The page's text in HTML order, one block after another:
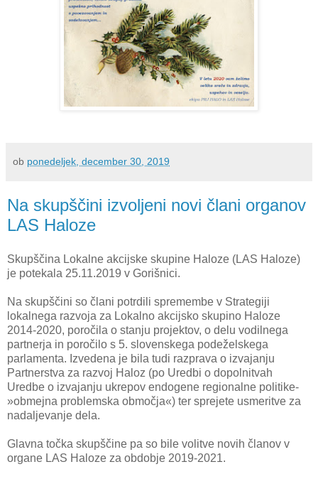
ob ponedeljek, december 30, 2019
Na skupščini izvoljeni novi člani organov
LAS Haloze
Skupščina Lokalne akcijske skupine Haloze (LAS Haloze)
je potekala 25.11.2019 v Gorišnici.
Na skupščini so člani potrdili spremembe v Strategiji
lokalnega razvoja za Lokalno akcijsko skupino Haloze
2014-2020, poročila o stanju projektov, o delu vodilnega
partnerja in poročilo s 5. slovenskega podeželskega
parlamenta. Izvedena je bila tudi razprava o izvajanju
Partnerstva za razvoj Haloz (po Uredbi o dopolnitvah
Uredbe o izvajanju ukrepov endogene regionalne politike-
»obmejna problemska območja«) ter sprejete usmeritve za
nadaljevanje dela.
Glavna točka skupščine pa so bile volitve novih članov v
organe LAS Haloze za obdobje 2019-2021.